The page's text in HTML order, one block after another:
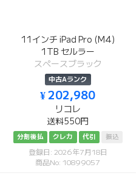
11インチ iPad Pro (M4)
1TB セルラー
スペースブラック
中古Aランク
¥ 202,980
リコレ
送料550円
分割後払 クレカ 代引 振込
登録日: 2026年7月18日
商品No: 10899057